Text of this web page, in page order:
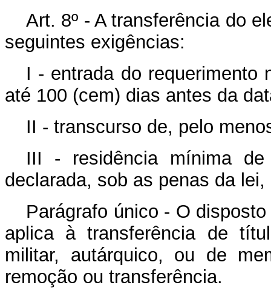
Art. 8º - A transferência do
seguintes exigências:
I - entrada do requerimento
até 100 (cem) dias antes da
II - transcurso de, pelo
III - residência mínima
declarada, sob as penas da
Parágrafo único - O
aplica à transferência de
militar, autárquico, ou de
remoção ou transferência.